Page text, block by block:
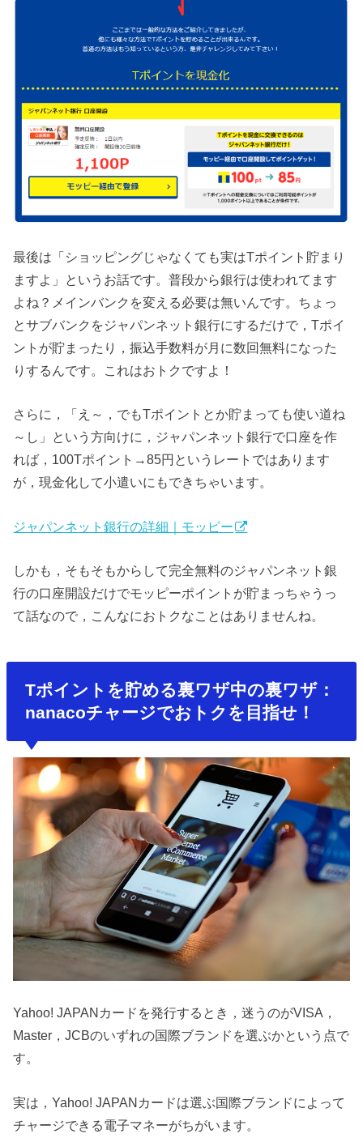
最後は「ショッピングじゃなくても実はTポイント貯まり
ますよ」というお話です。普段から銀行は使われてます
よね？メインバンクを変える必要は無いんです。ちょっ
とサブバンクをジャパンネット銀行にするだけで，Tポイ
ントが貯まったり，振込手数料が月に数回無料になった
りするんです。これはおトクですよ！
さらに，「え～，でもTポイントとか貯まっても使い道ね
～し」という方向けに，ジャパンネット銀行で口座を作
れば，100Tポイント→85円というレートではあります
が，現金化して小遣いにもできちゃいます。
ジャパンネット銀行の詳細｜モッピー
しかも，そもそもからして完全無料のジャパンネット銀
行の口座開設だけでモッピーポイントが貯まっちゃうっ
て話なので，こんなにおトクなことはありませんね。
Tポイントを貯める裏ワザ中の裏ワザ：
nanacoチャージでおトクを目指せ！
Yahoo! JAPANカードを発行するとき，迷うのがVISA，
Master，JCBのいずれの国際ブランドを選ぶかという点で
す。
実は，Yahoo! JAPANカードは選ぶ国際ブランドによって
チャージできる電子マネーがちがいます。